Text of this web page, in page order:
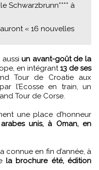
Schwarzbrunn**** à
« 16 nouvelles
aussiun avant-goût de la
en intégrant13 de ses
Tour de Croatie aux
l’Ecosse en train, un
Tour de Corse.
une place d’honneur
unis, à Oman, en
connue en fin d’année, à
la brochure été, édition